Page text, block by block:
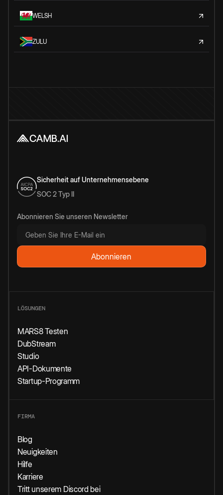
WELSH
ZULU
Sicherheit auf Unternehmensebene
SOC 2 Typ II
Abonnieren Sie unseren Newsletter
LÖSUNGEN
MARS8 Testen
DubStream
Studio
API-Dokumente
Startup-Programm
FIRMA
Blog
Neuigkeiten
Hilfe
Karriere
Tritt unserem Discord bei